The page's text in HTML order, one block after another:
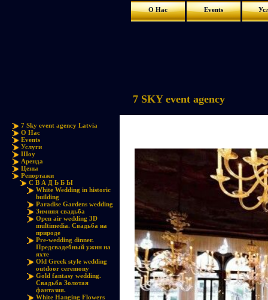
О Нас Events
7 Sky event agency Latvia
О Нас
Events
Услуги
Шоу
Аренда
Цены
Репортажи
С В А Д Ь Б Ы
White Wedding in historic
building
Paradise Gardens wedding
Зимняя свадьба
Open air wedding 3D
multimedia. Свадьба на
природе
Pre-wedding dinner.
Предсвадебный ужин на
яхте
Old Greek style wedding
outdoor ceremony
Gold fantasy wedding.
Свадьба Золотая
фантазия.
White Hanging Flowers
7 SKY event agency